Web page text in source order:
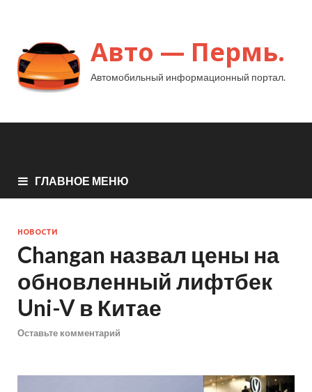
Авто — Пермь.
Автомобильный информационный портал.
ГЛАВНОЕ МЕНЮ
НОВОСТИ
Changan назвал цены на
обновленный лифтбек
Uni-V в Китае
Оставьте комментарий